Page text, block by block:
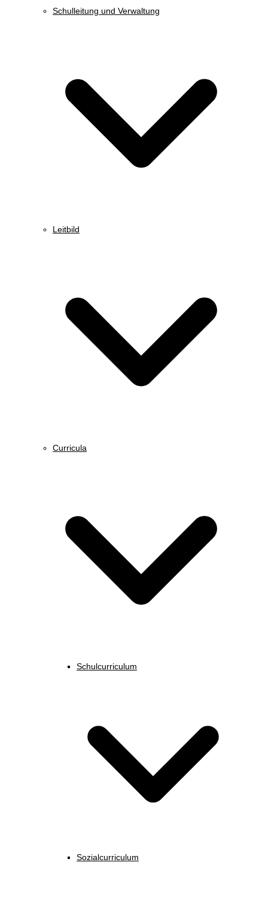
Schulleitung und Verwaltung
Leitbild
Curricula
Schulcurriculum
Sozialcurriculum